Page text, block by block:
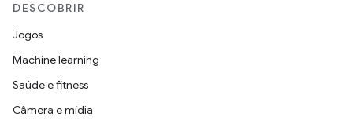
DESCOBRIR
Jogos
Machine learning
Saúde e fitness
Câmera e mídia